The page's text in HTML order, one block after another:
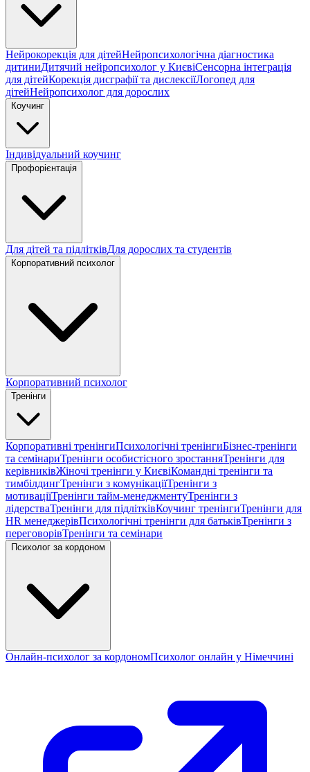
Нейрокорекція для дітейНейропсихологічна діагностика
дитиниДитячий нейропсихолог у КиєвіСенсорна інтеграція
для дітейКорекція дисграфії та дислексіїЛогопед для
дітейНейропсихолог для дорослих
Коучинг
Індивідуальний коучинг
Профорієнтація
Для дітей та підлітківДля дорослих та студентів
Корпоративний психолог
Корпоративний психолог
Тренінги
Корпоративні тренінгиПсихологічні тренінгиБізнес-тренінги
та семінариТренінги особистісного зростанняТренінги для
керівниківЖіночі тренінги у КиєвіКомандні тренінги та
тимбілдингТренінги з комунікаціїТренінги з
мотиваціїТренінги тайм-менеджментуТренінги з
лідерстваТренінги для підлітківКоучинг тренінгиТренінги для
HR менеджерівПсихологічні тренінги для батьківТренінги з
переговорівТренінги та семінари
Психолог за кордоном
Онлайн-психолог за кордономПсихолог онлайн у Німеччині